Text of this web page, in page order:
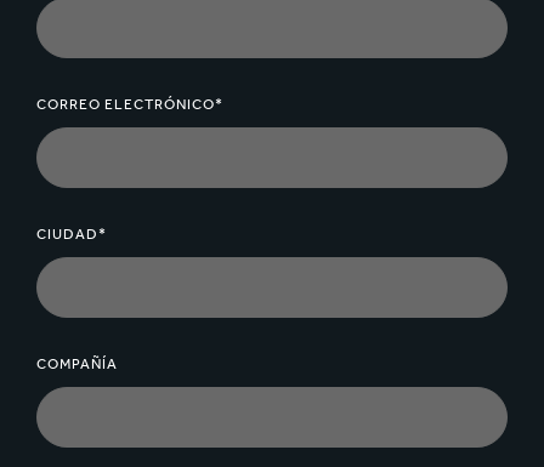
CORREO ELECTRÓNICO*
CIUDAD*
COMPAÑÍA